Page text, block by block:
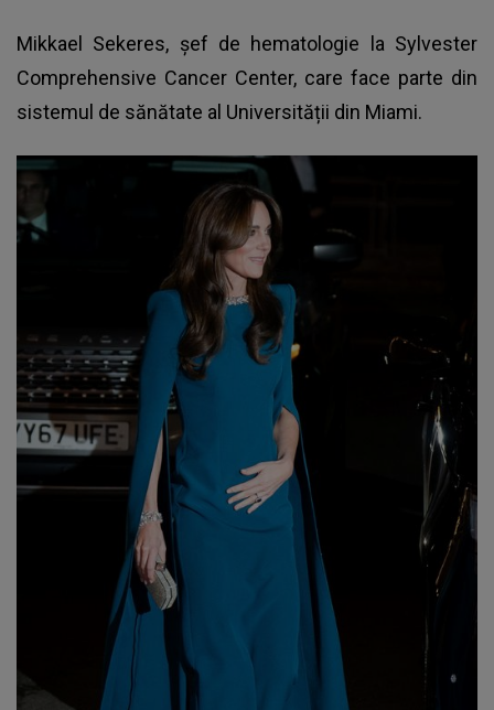
Mikkael Sekeres, șef de hematologie la Sylvester
Comprehensive Cancer Center, care face parte din
sistemul de sănătate al Universității din Miami.